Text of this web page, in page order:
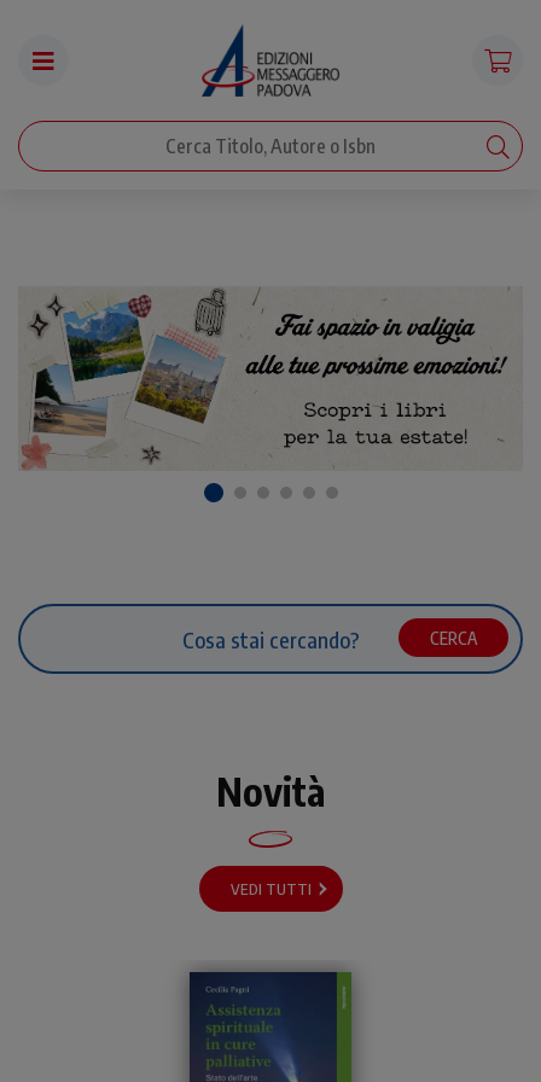
Vendita libri di teologia, liturgia, spiritualità,
CERCA
Novità
VEDI TUTTI